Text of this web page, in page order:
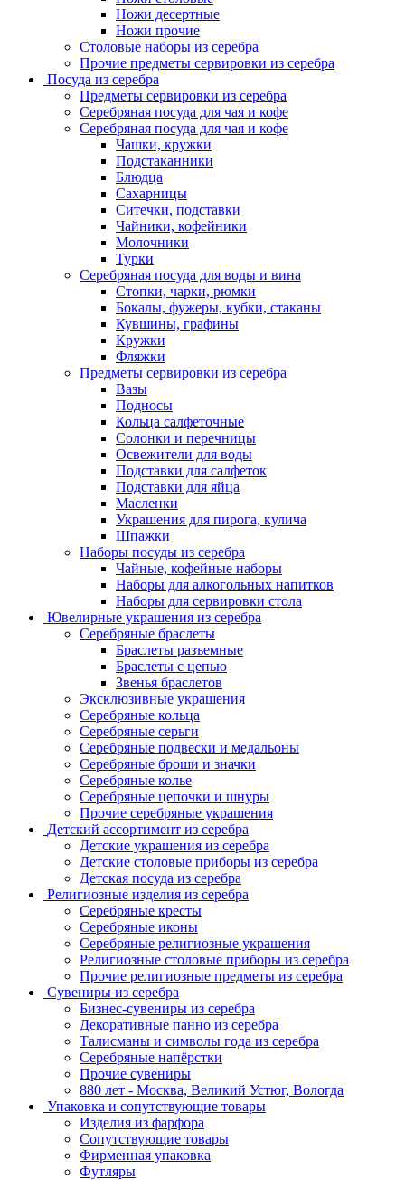
Ножи десертные
Ножи прочие
Столовые наборы из серебра
Прочие предметы сервировки из серебра
Посуда из серебра
Предметы сервировки из серебра
Серебряная посуда для чая и кофе
Серебряная посуда для чая и кофе
Чашки, кружки
Подстаканники
Блюдца
Сахарницы
Ситечки, подставки
Чайники, кофейники
Молочники
Турки
Серебряная посуда для воды и вина
Стопки, чарки, рюмки
Бокалы, фужеры, кубки, стаканы
Кувшины, графины
Кружки
Фляжки
Предметы сервировки из серебра
Вазы
Подносы
Кольца салфеточные
Солонки и перечницы
Освежители для воды
Подставки для салфеток
Подставки для яйца
Масленки
Украшения для пирога, кулича
Шпажки
Наборы посуды из серебра
Чайные, кофейные наборы
Наборы для алкогольных напитков
Наборы для сервировки стола
Ювелирные украшения из серебра
Серебряные браслеты
Браслеты разъемные
Браслеты с цепью
Звенья браслетов
Эксклюзивные украшения
Серебряные кольца
Серебряные серьги
Серебряные подвески и медальоны
Серебряные броши и значки
Серебряные колье
Серебряные цепочки и шнуры
Прочие серебряные украшения
Детский ассортимент из серебра
Детские украшения из серебра
Детские столовые приборы из серебра
Детская посуда из серебра
Религиозные изделия из серебра
Серебряные кресты
Серебряные иконы
Серебряные религиозные украшения
Религиозные столовые приборы из серебра
Прочие религиозные предметы из серебра
Сувениры из серебра
Бизнес-сувениры из серебра
Декоративные панно из серебра
Талисманы и символы года из серебра
Серебряные напёрстки
Прочие сувениры
880 лет - Москва, Великий Устюг, Вологда
Упаковка и сопутствующие товары
Изделия из фарфора
Сопутствующие товары
Фирменная упаковка
Футляры